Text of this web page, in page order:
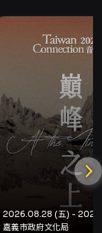
演價值在於
有專業樂團
與新鮮詮
覺上的層次
與協奏經
在一場演出
點選在中山
與管弦的細
能親臨者後續
級為500、
票優惠（身
折扣與團體
建議欲參與者
賞，同時留意
嘉義市政府文化局